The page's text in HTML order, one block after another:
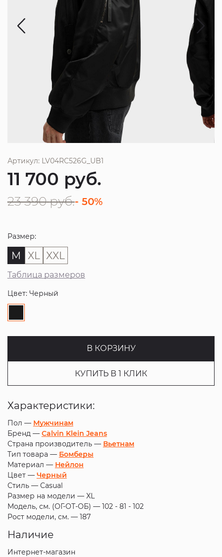
Артикул: LV04RC526G_UB1
11 700 руб.
23 390 руб.- 50%
Размер:
M XL XXL
Таблица размеров
Цвет: Черный
В КОРЗИНУ
КУПИТЬ В 1 КЛИК
Характеристики:
Пол — Мужчинам
Бренд — Calvin Klein Jeans
Страна производитель — Вьетнам
Тип товара — Бомберы
Материал — Нейлон
Цвет — Черный
Стиль — Casual
Размер на модели — XL
Модель, см. (ОГ-ОТ-ОБ) — 102 - 81 - 102
Рост модели, см. — 187
Наличие
Интернет-магазин